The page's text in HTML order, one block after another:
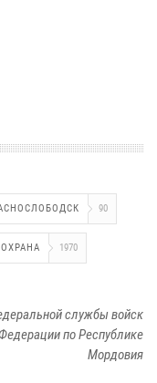
90
1970
службы войск
по Республике
Мордовия